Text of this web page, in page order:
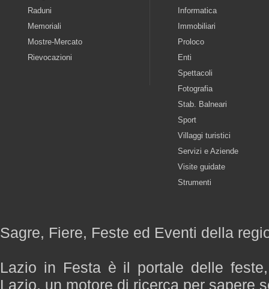
Raduni
Memoriali
Mostre-Mercato
Rievocazioni
Informatica
Immobiliari
Proloco
Enti
Spettacoli
Fotografia
Stab. Balneari
Sport
Villaggi turistici
Servizi e Aziende
Visite guidate
Strumenti
Sagre, Fiere, Feste ed Eventi della
Lazio in Festa è il portale delle
Lazio, un motore di ricerca per sapere